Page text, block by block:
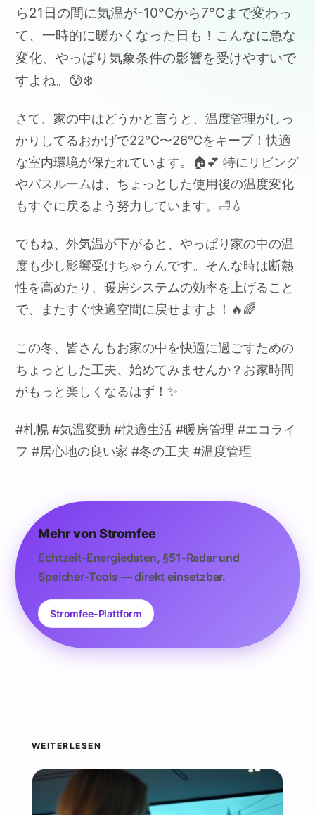
ら21日の間に気温が-10°Cから7°Cまで変わっ
て、一時的に暖かくなった日も！こんなに急な
変化、やっぱり気象条件の影響を受けやすいで
すよね。😰❄️
さて、家の中はどうかと言うと、温度管理がしっ
かりしてるおかげで22°C〜26°Cをキープ！快適
な室内環境が保たれています。🏠💕 特にリビング
やバスルームは、ちょっとした使用後の温度変化
もすぐに戻るよう努力しています。🛁💧
でもね、外気温が下がると、やっぱり家の中の温
度も少し影響受けちゃうんです。そんな時は断熱
性を高めたり、暖房システムの効率を上げること
で、またすぐ快適空間に戻せますよ！🔥🌈
この冬、皆さんもお家の中を快適に過ごすための
ちょっとした工夫、始めてみませんか？お家時間
がもっと楽しくなるはず！✨
#札幌 #気温変動 #快適生活 #暖房管理 #エコライ
フ #居心地の良い家 #冬の工夫 #温度管理
Mehr von Stromfee
Echtzeit-Energiedaten, §51-Radar und
Speicher-Tools — direkt einsetzbar.
Stromfee-Plattform
WEITERLESEN